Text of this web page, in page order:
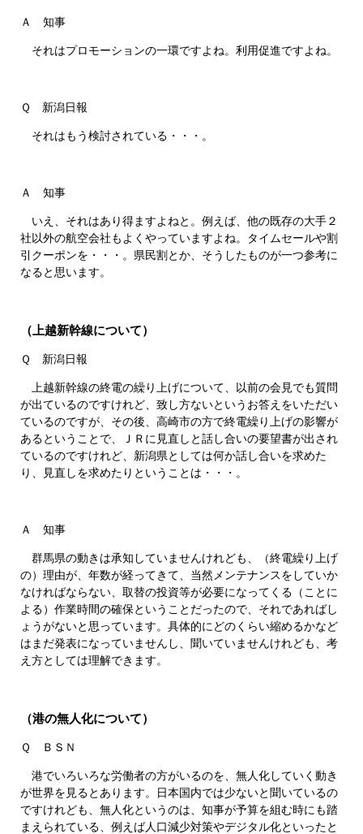
Ａ 知事
それはプロモーションの一環ですよね。利用促進ですよね。
Ｑ 新潟日報
それはもう検討されている・・・。
Ａ 知事
いえ、それはあり得ますよねと。例えば、他の既存の大手２
社以外の航空会社もよくやっていますよね。タイムセールや割
引クーポンを・・・。県民割とか、そうしたものが一つ参考に
なると思います。
（上越新幹線について）
Ｑ 新潟日報
上越新幹線の終電の繰り上げについて、以前の会見でも質問
が出ているのですけれど、致し方ないというお答えをいただい
ているのですが、その後、高崎市の方で終電繰り上げの影響が
あるということで、ＪＲに見直しと話し合いの要望書が出され
ているのですけれど、新潟県としては何か話し合いを求めた
り、見直しを求めたりということは・・・。
Ａ 知事
群馬県の動きは承知していませんけれども、（終電繰り上げ
の）理由が、年数が経ってきて、当然メンテナンスをしていか
なければならない、取替の投資等が必要になってくる（ことに
よる）作業時間の確保ということだったので、それであればし
ょうがないと思っています。具体的にどのくらい縮めるかなど
はまだ発表になっていませんし、聞いていませんけれども、考
え方としては理解できます。
（港の無人化について）
Ｑ ＢＳＮ
港でいろいろな労働者の方がいるのを、無人化していく動き
が世界を見るとあります。日本国内では少ないと聞いているの
ですけれども、無人化というのは、知事が予算を組む時にも踏
まえられている、例えば人口減少対策やデジタル化といったと